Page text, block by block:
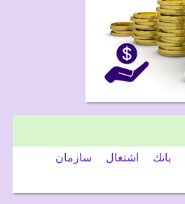
بانك اشتغال
سازمان